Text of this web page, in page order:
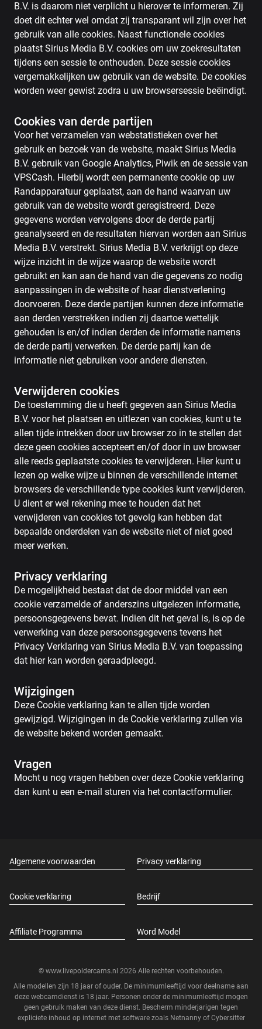
B.V. is daarom niet verplicht u hierover te informeren. Zij
doet dit echter wel omdat zij transparant wil zijn over het
gebruik van alle cookies. Naast functionele cookies
plaatst Sirius Media B.V. cookies om uw zoekresultaten
tijdens een sessie te onthouden. Deze sessie cookies
vergemakkelijken uw gebruik van de website. De cookies
worden weer gewist zodra u uw browsersessie beëindigt.
Cookies van derde partijen
Voor het verzamelen van webstatistieken over het
gebruik en bezoek van de website, maakt Sirius Media
B.V. gebruik van Google Analytics, Piwik en de sessie van
VPSCash. Hierbij wordt een permanente cookie op uw
Randapparatuur geplaatst, aan de hand waarvan uw
gebruik van de website wordt geregistreerd. Deze
gegevens worden vervolgens door de derde partij
geanalyseerd en de resultaten hiervan worden aan Sirius
Media B.V. verstrekt. Sirius Media B.V. verkrijgt op deze
wijze inzicht in de wijze waarop de website wordt
gebruikt en kan aan de hand van die gegevens zo nodig
aanpassingen in de website of haar dienstverlening
doorvoeren. Deze derde partijen kunnen deze informatie
aan derden verstrekken indien zij daartoe wettelijk
gehouden is en/of indien derden de informatie namens
de derde partij verwerken. De derde partij kan de
informatie niet gebruiken voor andere diensten.
Verwijderen cookies
De toestemming die u heeft gegeven aan Sirius Media
B.V. voor het plaatsen en uitlezen van cookies, kunt u te
allen tijde intrekken door uw browser zo in te stellen dat
deze geen cookies accepteert en/of door in uw browser
alle reeds geplaatste cookies te verwijderen. Hier kunt u
lezen op welke wijze u binnen de verschillende internet
browsers de verschillende type cookies kunt verwijderen.
U dient er wel rekening mee te houden dat het
verwijderen van cookies tot gevolg kan hebben dat
bepaalde onderdelen van de website niet of niet goed
meer werken.
Privacy verklaring
De mogelijkheid bestaat dat de door middel van een
cookie verzamelde of anderszins uitgelezen informatie,
persoonsgegevens bevat. Indien dit het geval is, is op de
verwerking van deze persoonsgegevens tevens het
Privacy Verklaring van Sirius Media B.V. van toepassing
dat hier kan worden geraadpleegd.
Wijzigingen
Deze Cookie verklaring kan te allen tijde worden
gewijzigd. Wijzigingen in de Cookie verklaring zullen via
de website bekend worden gemaakt.
Vragen
Mocht u nog vragen hebben over deze Cookie verklaring
dan kunt u een e-mail sturen via het contactformulier.
Algemene voorwaarden Privacy verklaring
Cookie verklaring Bedrijf
Affiliate Programma Word Model
© www.livepoldercams.nl 2026 Alle rechten voorbehouden.
Alle modellen zijn 18 jaar of ouder. De minimumleeftijd voor deelname aan
deze webcamdienst is 18 jaar. Personen onder de minimumleeftijd mogen
geen gebruik maken van deze dienst. Bescherm minderjarigen tegen
expliciete inhoud op internet met software zoals Netnanny of Cybersitter